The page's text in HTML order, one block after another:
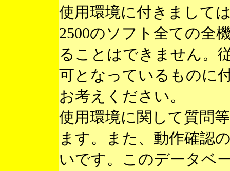
使用環境に付きまして
2500のソフト全ての全
ることはできません。
可となっているものに
お考えください。
使用環境に関して質問
ます。また、動作確認
いです。このデータベ